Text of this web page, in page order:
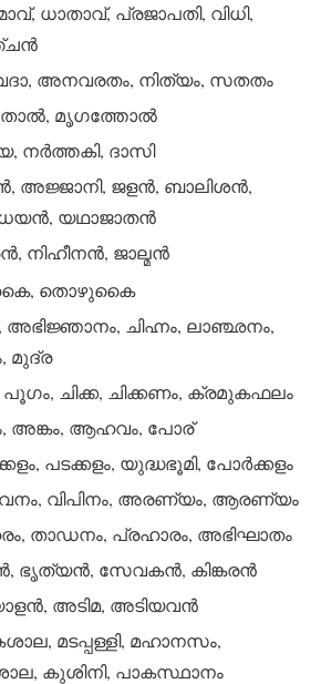
ധാതാവ്, പ്രജാപതി, വിധി,
അനവരതം, നിത്യം, സതതം
മൃഗത്തോല്‍
നര്‍ത്തകി, ദാസി
അജ്ജാനി, ജളന്‍, ബാലിശന്‍,
യഥാജാതന്‍
നിഹീനന്‍, ജാല്മന്‍
തൊഴുകൈ
അഭിജ്ഞാനം, ചിഹ്നം, ലാഞ്ഛനം,
മുദ്ര
പൂഗം, ചിക്ക, ചിക്കണം, ക്രമുകഫലം
അങ്കം, ആഹവം, പോര്
പടക്കളം, യുദ്ധഭൂമി, പോര്‍ക്കളം
വനം, വിപിനം, അരണ്യം, ആരണ്യം
താഡനം, പ്രഹാരം, അഭിഘാതം
ഭൃത്യന്‍, സേവകന്‍, കിങ്കരന്‍
അടിമ, അടിയവന്‍
മടപ്പള്ളി, മഹാനസം,
കുശിനി, പാകസ്ഥാനം